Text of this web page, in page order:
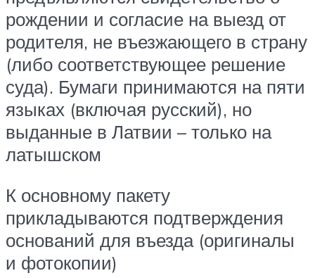
рождении и согласие на выезд от
родителя, не въезжающего в страну
(либо соответствующее решение
суда). Бумаги принимаются на пяти
языках (включая русский), но
выданные в Латвии – только на
латышском
К основному пакету
прикладываются подтверждения
оснований для въезда (оригиналы
и фотокопии)